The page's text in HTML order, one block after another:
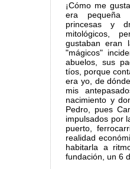
¡Cómo me
era pequeña
princesas y
mitológicos,
gustaban eran
"mágicos"
abuelos, sus
tíos, porque
era yo, de
mis
nacimiento y
Pedro, pues
impulsados por
puerto,
realidad
habitarla a
fundación, un 6